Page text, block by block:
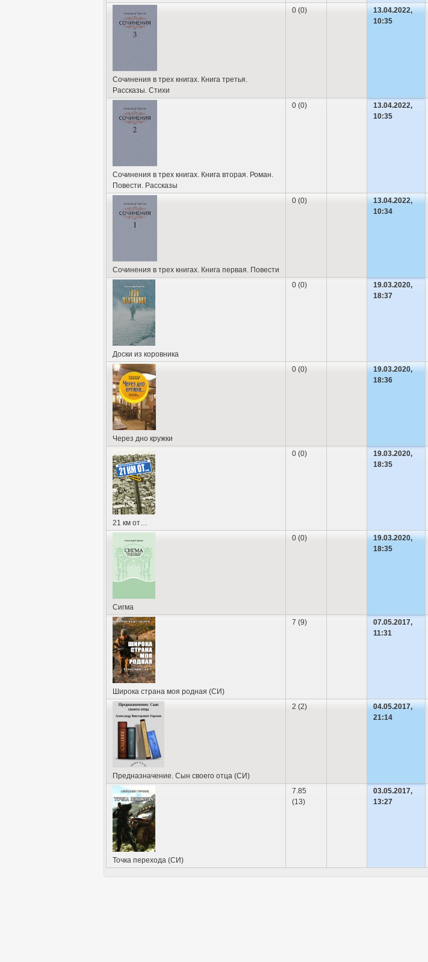
Сочинения в трех книгах. Книга третья.
Рассказы. Стихи
0 (0)
13.04.2022,
10:35
Сочинения в трех книгах. Книга вторая. Роман.
Повести. Рассказы
0 (0)
13.04.2022,
10:35
Сочинения в трех книгах. Книга первая. Повести
0 (0)
13.04.2022,
10:34
Доски из коровника
0 (0)
19.03.2020,
18:37
Через дно кружки
0 (0)
19.03.2020,
18:36
21 км от…
0 (0)
19.03.2020,
18:35
Сигма
0 (0)
19.03.2020,
18:35
Широка страна моя родная (СИ)
7 (9)
07.05.2017,
11:31
Предназначение. Сын своего отца (СИ)
2 (2)
04.05.2017,
21:14
Точка перехода (СИ)
7.85
(13)
03.05.2017,
13:27